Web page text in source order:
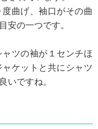
曲げ、袖口がその曲
安の一つです。
ツの袖が１センチほ
ケットと共にシャツ
いですね。